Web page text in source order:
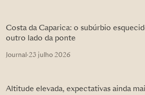
Costa da Caparica: o subúrbio
outro lado da ponte
Journal ·23 julho 2026
Altitude elevada, expectativas ainda